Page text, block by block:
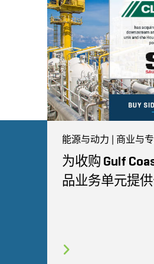
能源与动力 | 商业与
为收购 Gulf
品业务单元提